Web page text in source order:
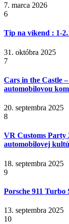
7. marca 2026
6
Tip na víkend : 1-
31. októbra 2025
7
Cars in the Castle
automobilovou
20. septembra 2025
8
VR Customs Party
automobilovej
18. septembra 2025
9
Porsche 911 Turbo
13. septembra 2025
10